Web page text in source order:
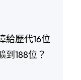
給歷代16位
到188位？